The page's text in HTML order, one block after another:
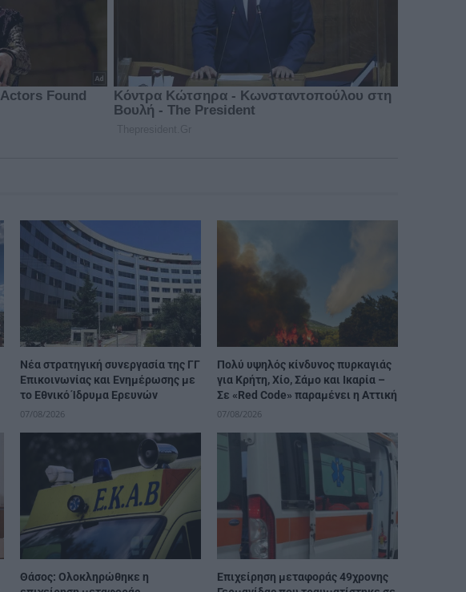
Νέα στρατηγική συνεργασία της ΓΓ
Επικοινωνίας και Ενημέρωσης με
το Εθνικό Ίδρυμα Ερευνών
07/08/2026
Πολύ υψηλός κίνδυνος πυρκαγιάς
για Κρήτη, Χίο, Σάμο και Ικαρία –
Σε «Red Code» παραμένει η Αττική
07/08/2026
Θάσος: Ολοκληρώθηκε η
Επιχείρηση μεταφοράς 49χρονης